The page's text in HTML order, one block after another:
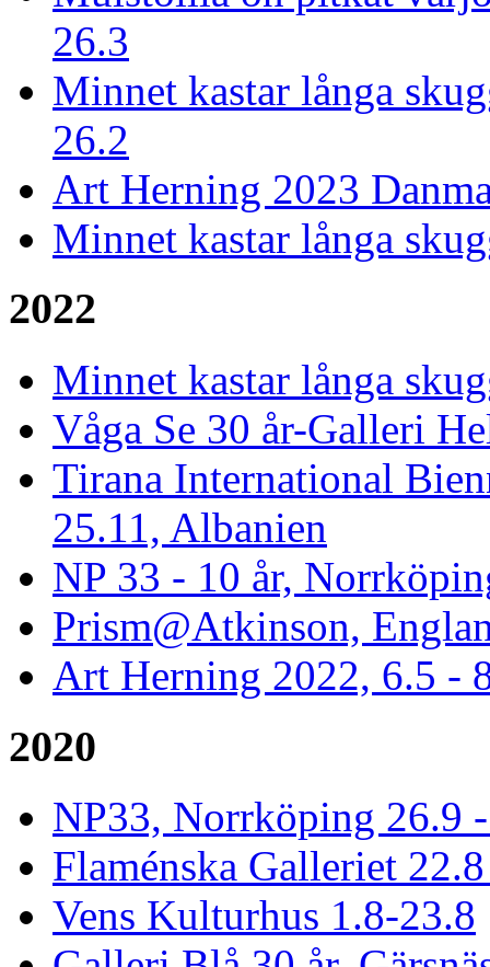
26.3
Minnet kastar långa
26.2
Art Herning 2023
Minnet kastar långa
2022
Minnet kastar långa
Våga Se 30 år-Galleri
Tirana International
25.11, Albanien
NP 33 - 10 år,
Prism@Atkinson,
Art Herning 2022, 6.5 -
2020
NP33, Norrköping 26.9
Flaménska Galleriet
Vens Kulturhus 1.8-23.8